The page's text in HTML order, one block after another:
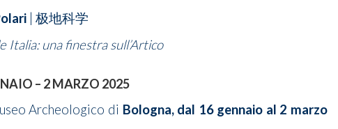
| 极地科学
Italia: una finestra sull’Artico
– 2 MARZO 2025
Archeologico di Bologna, dal 16 gennaio al 2 marzo